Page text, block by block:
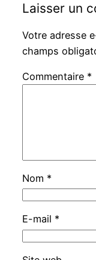
Laisser un
Votre adresse
champs
Commentaire *
Nom *
E-mail *